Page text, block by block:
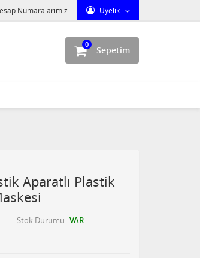
Üyelik
Numaralarımız
Sepetim
0
Aparatlı Plastik
Stok Durumu VAR